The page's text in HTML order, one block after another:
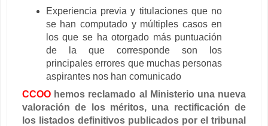
Experiencia previa y titulaciones que no
se han computado y múltiples casos en
los que se ha otorgado más puntuación
de la que corresponde son los
principales errores que muchas personas
aspirantes nos han comunicado
CCOO hemos reclamado al Ministerio una nueva
valoración de los méritos, una rectificación de
los listados definitivos publicados por el tribunal